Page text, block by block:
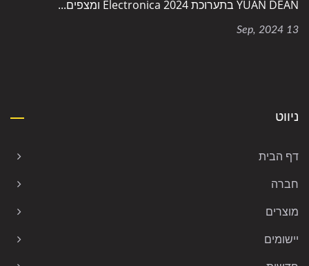
YUAN DEAN בתערוכת Electronica 2024 ומצפים...
13 Sep, 2024
ניווט
דף הבית
חברה
מוצרים
יישומים